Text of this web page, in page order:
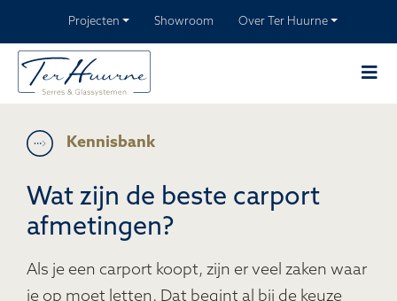
Projecten Showroom Over Ter Huurne
Kennisbank
Wat zijn de beste carport
afmetingen?
Als je een carport koopt, zijn er veel zaken waar
je op moet letten. Dat begint al bij de keuze